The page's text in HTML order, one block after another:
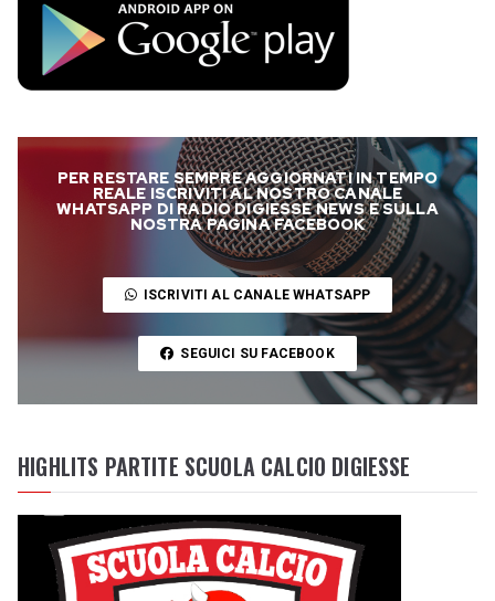
PER RESTARE SEMPRE AGGIORNATI IN TEMPO
REALE ISCRIVITI AL NOSTRO CANALE
WHATSAPP DI RADIO DIGIESSE NEWS E SULLA
NOSTRA PAGINA FACEBOOK
ISCRIVITI AL CANALE WHATSAPP
SEGUICI SU FACEBOOK
HIGHLITS PARTITE SCUOLA CALCIO DIGIESSE